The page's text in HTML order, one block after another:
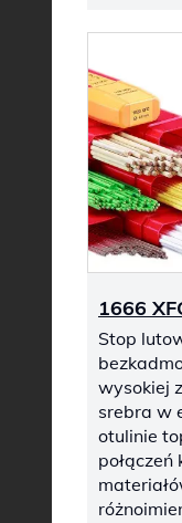
1666
Stop
wysokiej
srebra w
otulinie